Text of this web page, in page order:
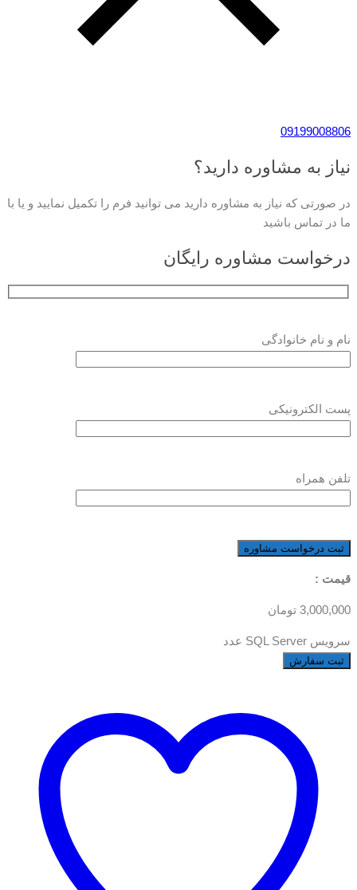
09199008806
نیاز به مشاوره دارید؟
در صورتی که نیاز به مشاوره دارید می توانید فرم را تکمیل نمایید و یا با
ما در تماس باشید
درخواست مشاوره رایگان
نام و نام خانوادگی
پست الکترونیکی
تلفن همراه
قیمت :
3,000,000 تومان
سرویس SQL Server عدد
ثبت سفارش